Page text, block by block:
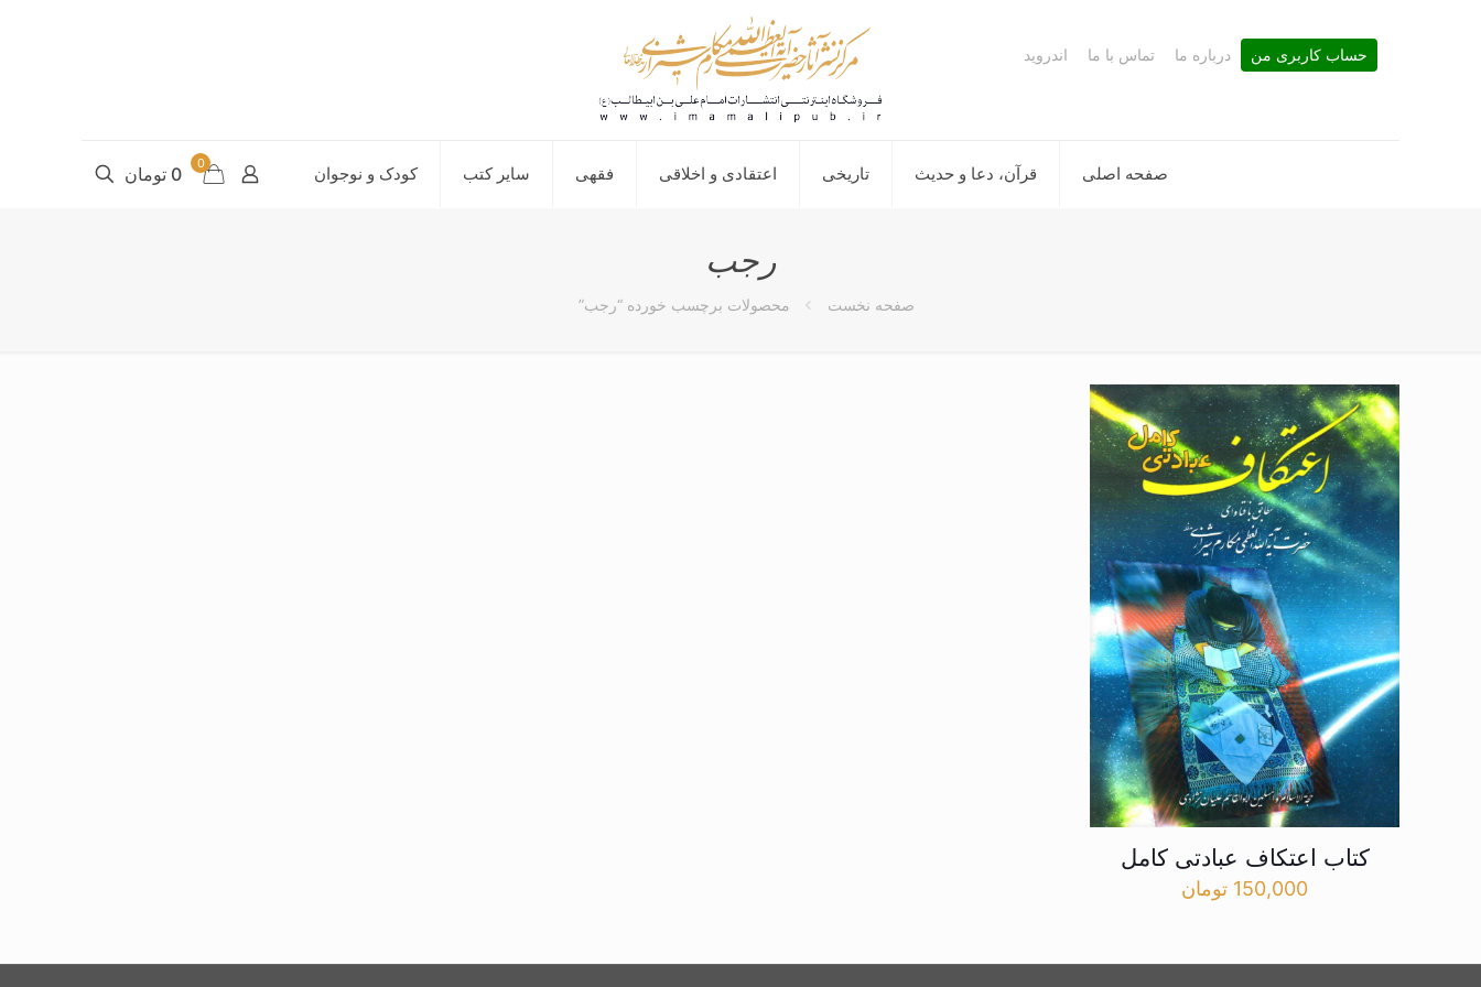
صفحه اصلی قرآن، دعا و حدیث تاریخی اعتقادی و اخلاقی فقهی سایر کتب کودک و نوجوان
حساب کاربری من درباره ما تماس با ما اندروید
0 0 تومان
رجب
صفحه نخست محصولات برچسب خورده “رجب”
کتاب اعتکاف عبادتی کامل
150,000 تومان